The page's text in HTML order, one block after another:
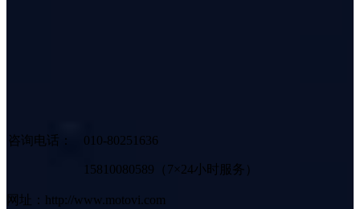
咨询电话： 010-80251636
15810080589（7×24小时服务）
网址：http://www.motovi.com